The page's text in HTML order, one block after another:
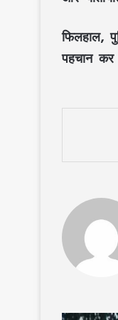
फिलहाल,
पहचान